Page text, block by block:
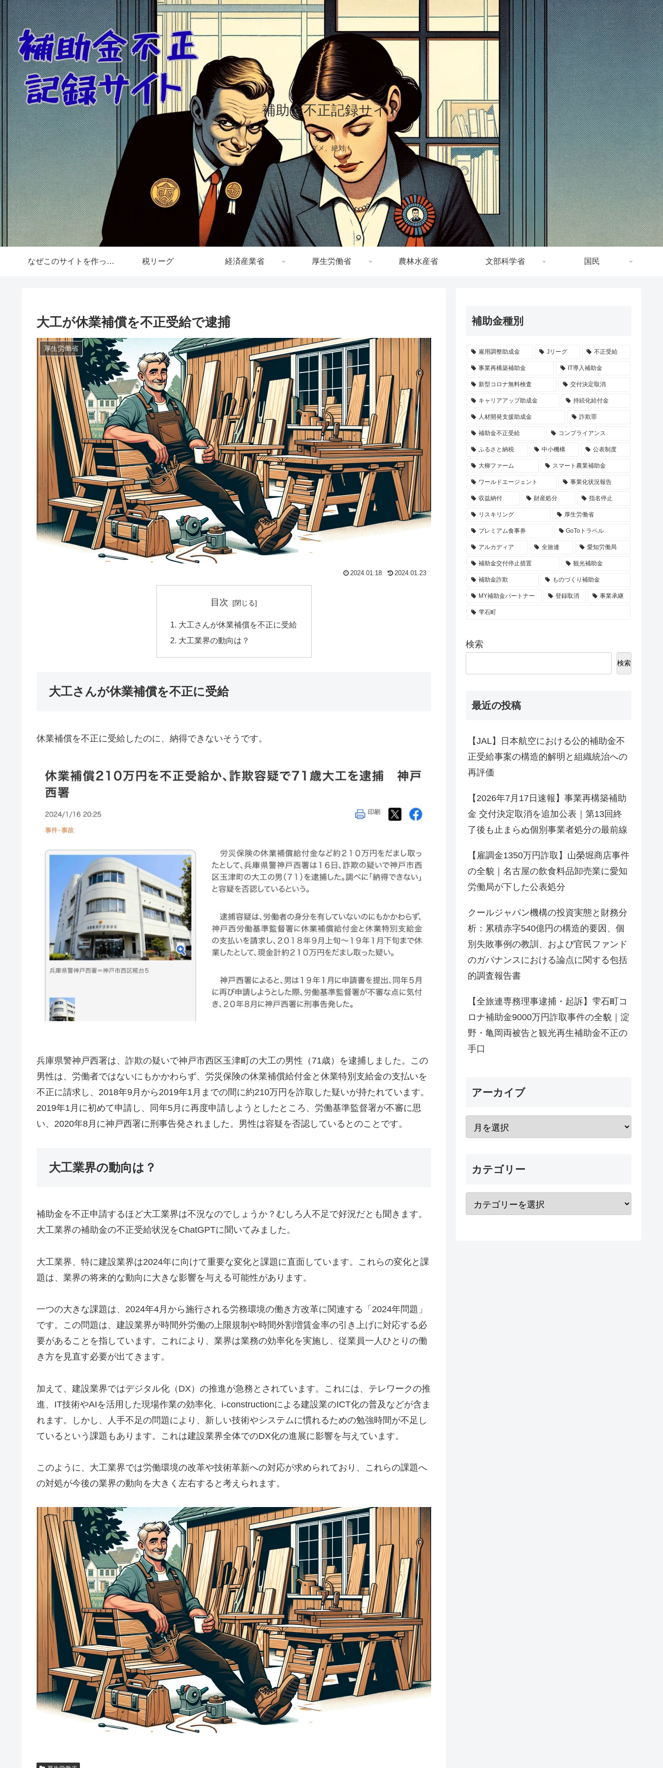
補助金不正記録サイト
ダメ、絶対！
なぜこのサイトを作ったか 税リーグ 経済産業省 厚生労働省 農林水産省 文部科学省 国民
大工が休業補償を不正受給で逮捕
厚生労働省
2024.01.18 2024.01.23
目次
大工さんが休業補償を不正に受給
大工業界の動向は？
大工さんが休業補償を不正に受給
休業補償を不正に受給したのに、納得できないそうです。
兵庫県警神戸西署は、詐欺の疑いで神戸市西区玉津町の大工の男性（71歳）を逮捕しました。この
男性は、労働者ではないにもかかわらず、労災保険の休業補償給付金と休業特別支給金の支払いを
不正に請求し、2018年9月から2019年1月までの間に約210万円を詐取した疑いが持たれています。
2019年1月に初めて申請し、同年5月に再度申請しようとしたところ、労働基準監督署が不審に思
い、2020年8月に神戸西署に刑事告発されました。男性は容疑を否認しているとのことです。
大工業界の動向は？
補助金を不正申請するほど大工業界は不況なのでしょうか？むしろ人不足で好況だとも聞きます。
大工業界の補助金の不正受給状況をChatGPTに聞いてみました。
大工業界、特に建設業界は2024年に向けて重要な変化と課題に直面しています。これらの変化と課
題は、業界の将来的な動向に大きな影響を与える可能性があります。
一つの大きな課題は、2024年4月から施行される労務環境の働き方改革に関連する「2024年問題」
です。この問題は、建設業界が時間外労働の上限規制や時間外割増賃金率の引き上げに対応する必
要があることを指しています。これにより、業界は業務の効率化を実施し、従業員一人ひとりの働
き方を見直す必要が出てきます​​。
加えて、建設業界ではデジタル化（DX）の推進が急務とされています。これには、テレワークの推
進、IT技術やAIを活用した現場作業の効率化、i-constructionによる建設業のICT化の普及などが含ま
れます。しかし、人手不足の問題により、新しい技術やシステムに慣れるための勉強時間が不足し
ているという課題もあります。これは建設業界全体でのDX化の進展に影響を与えています​​。
このように、大工業界では労働環境の改革や技術革新への対応が求められており、これらの課題へ
の対処が今後の業界の動向を大きく左右すると考えられます。
補助金種別
雇用調整助成金 Jリーグ 不正受給
事業再構築補助金 IT導入補助金
新型コロナ無料検査 交付決定取消
キャリアアップ助成金 持続化給付金
人材開発支援助成金 詐欺罪
補助金不正受給 コンプライアンス
ふるさと納税 中小機構 公表制度
大柳ファーム スマート農業補助金
ワールドエージェント 事業化状況報告
収益納付 財産処分 指名停止
リスキリング 厚生労働省
プレミアム食事券 GoToトラベル
アルカディア 全旅連 愛知労働局
補助金交付停止措置 観光補助金
補助金詐欺 ものづくり補助金
MY補助金パートナー 登録取消 事業承継
雫石町
検索
検索
最近の投稿
【JAL】日本航空における公的補助金不
正受給事案の構造的解明と組織統治への
再評価
【2026年7月17日速報】事業再構築補助
金 交付決定取消を追加公表｜第13回終
了後も止まらぬ個別事業者処分の最前線
【雇調金1350万円詐取】山榮堀商店事件
の全貌｜名古屋の飲食料品卸売業に愛知
労働局が下した公表処分
クールジャパン機構の投資実態と財務分
析：累積赤字540億円の構造的要因、個
別失敗事例の教訓、および官民ファンド
のガバナンスにおける論点に関する包括
的調査報告書
【全旅連専務理事逮捕・起訴】雫石町コ
ロナ補助金9000万円詐取事件の全貌｜淀
野・亀岡両被告と観光再生補助金不正の
手口
アーカイブ
カテゴリー